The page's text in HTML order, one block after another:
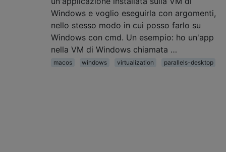
Windows e voglio eseguirla con argomenti,
nello stesso modo in cui posso farlo su
Windows con cmd. Un esempio: ho un'app
nella VM di Windows chiamata …
macos windows virtualization parallels-desktop